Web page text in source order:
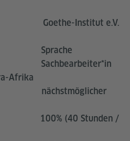
Institut e.V.
Sprache
Afrika
100% (40 Stunden /